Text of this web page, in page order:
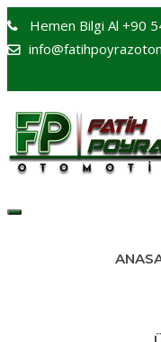
Hemen Bilgi Al +90
Toggle